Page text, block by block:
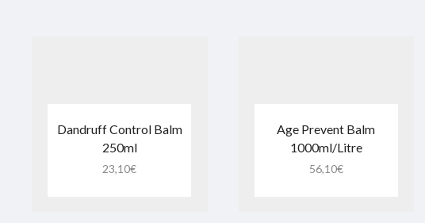
Dandruff Control Balm
250ml
23,10€
Age Prevent Balm
1000ml/Litre
56,10€